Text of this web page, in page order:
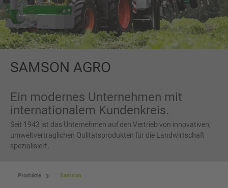
SAMSON AGRO
Ein modernes Unternehmen mit
internationalem Kundenkreis.
Seit 1943 ist das Unternehmen auf den Vertrieb von innovativen,
umweltverträglichen Qulitätsprodukten für die Landwirtschaft
spezialisiert.
Produkte Samson